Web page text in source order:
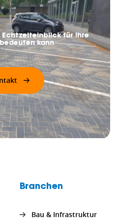
Echtzeiteinblick für Ihre
kann
Branchen
Bau & Infrastruktur